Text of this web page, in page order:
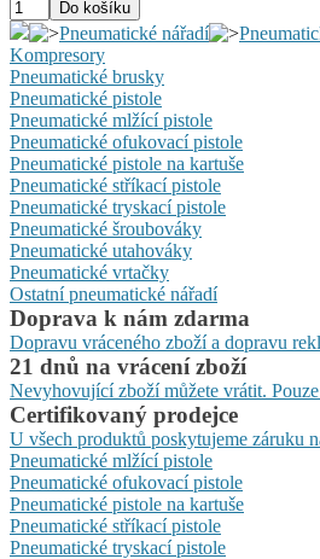
Pneumatické nářadí
Kompresory
Pneumatické brusky
Pneumatické pistole
Pneumatické mlžící pistole
Pneumatické ofukovací pistole
Pneumatické pistole na kartuše
Pneumatické stříkací pistole
Pneumatické tryskací pistole
Pneumatické šroubováky
Pneumatické utahováky
Pneumatické vrtačky
Ostatní pneumatické nářadí
Doprava k nám zdarma
Dopravu vráceného zboží a dopravu
21 dnů na vrácení zboží
Nevyhovující zboží můžete vrátit.
Certifikovaný prodejce
U všech produktů poskytujeme záruku
Pneumatické mlžící pistole
Pneumatické ofukovací pistole
Pneumatické pistole na kartuše
Pneumatické stříkací pistole
Pneumatické tryskací pistole